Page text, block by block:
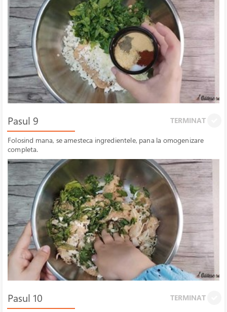
Pasul 9 TERMINAT
Folosind mana, se amesteca ingredientele, pana la omogenizare
completa.
Pasul 10 TERMINAT